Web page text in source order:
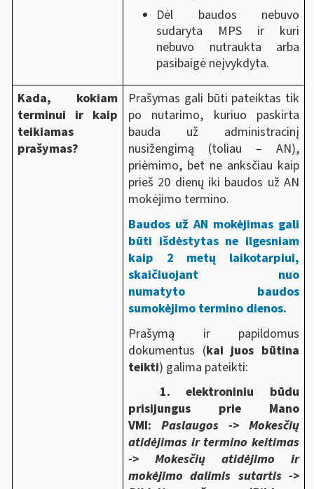
Dėl baudos nebuvo
sudaryta MPS ir kuri
nebuvo nutraukta arba
pasibaigė neįvykdyta.
Kada, kokiam
terminui ir kaip
teikiamas
prašymas?
Prašymas gali būti pateiktas tik
po nutarimo, kuriuo paskirta
bauda už administracinį
nusižengimą (toliau – AN),
priėmimo, bet ne anksčiau kaip
prieš 20 dienų iki baudos už AN
mokėjimo termino.
Baudos už AN mokėjimas gali
būti išdėstytas ne ilgesniam
kaip 2 metų laikotarpiui,
skaičiuojant nuo
numatyto baudos
sumokėjimo termino dienos.
Prašymą ir papildomus
dokumentus (kai juos būtina
teikti) galima pateikti:
1. elektroniniu būdu
prisijungus prie Mano
VMI:Paslaugos -> Mokesčių
atidėjimas ir termino keitimas
-> Mokesčių atidėjimo ir
mokėjimo dalimis sutartis ->